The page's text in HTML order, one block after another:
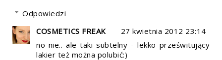
Odpowiedzi
COSMETICS FREAK
27 kwietnia 2012 23:14
no nie.. ale taki subtelny - lekko prześwitujący
lakier też można polubić:)